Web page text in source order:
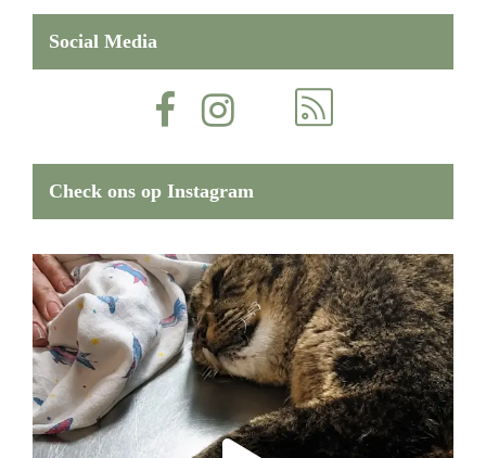
Social Media
Check ons op Instagram